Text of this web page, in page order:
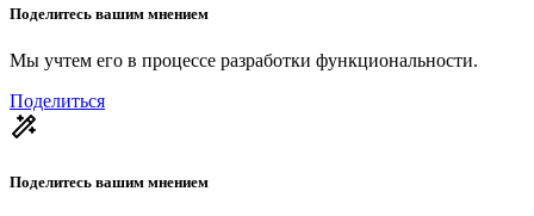
Поделитесь вашим мнением
Мы учтем его в процессе разработки функциональности.
Поделиться
Поделитесь вашим мнением